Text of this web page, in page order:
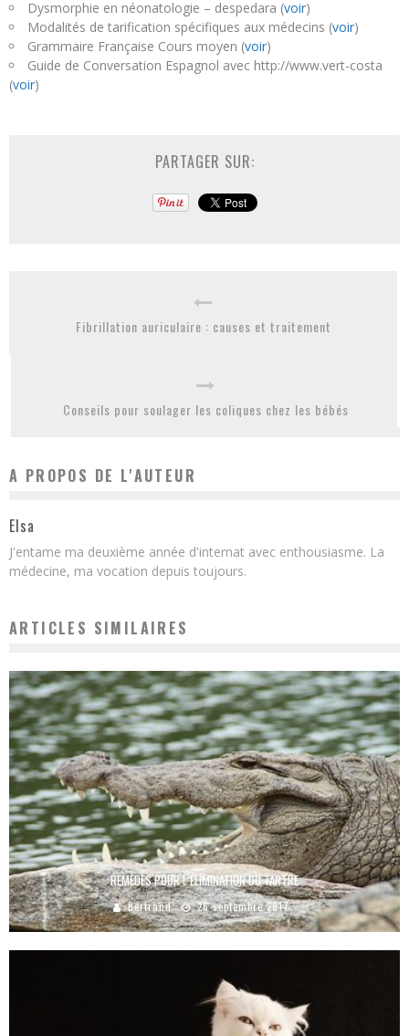
Dysmorphie en néonatologie – despedara (voir)
Modalités de tarification spécifiques aux médecins (voir)
Grammaire Française Cours moyen (voir)
Guide de Conversation Espagnol avec http://www.vert-costa
(voir)
PARTAGER SUR:
Fibrillation auriculaire : causes et traitement
Conseils pour soulager les coliques chez les bébés
A PROPOS DE L'AUTEUR
Elsa
J'entame ma deuxième année d'internat avec enthousiasme. La
médecine, ma vocation depuis toujours.
ARTICLES SIMILAIRES
REMÈDES POUR L’ÉLIMINATION DU TARTRE
Bertrand 26 septembre 2017